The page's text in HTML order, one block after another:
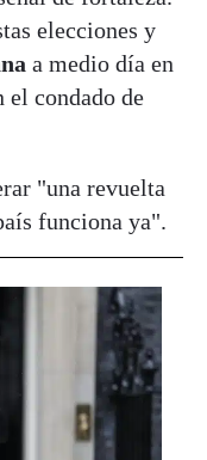
elecciones y
a medio día en
el condado de
"una revuelta
funciona ya".